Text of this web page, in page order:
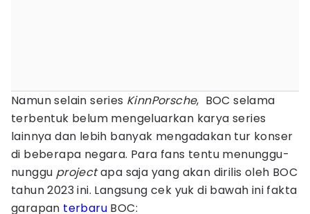
Namun selain series KinnPorsche, BOC selama
terbentuk belum mengeluarkan karya series
lainnya dan lebih banyak mengadakan tur konser
di beberapa negara. Para fans tentu menunggu-
nunggu projectapa saja yang akan dirilis oleh BOC
tahun 2023 ini. Langsung cek yuk di bawah ini fakta
garapan terbaru BOC: